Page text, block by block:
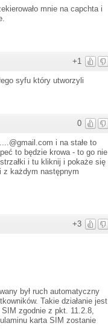
mnie na capchta i
+1
syfu który utworzyli
0
i na stałe to
to będzie krowa - to go nie
i tu kliknij i pokaże się
z każdym następnym
+3
był ruch automatyczny
Takie działanie jest
zgodnie z pkt. 11.2.8,
karta SIM zostanie